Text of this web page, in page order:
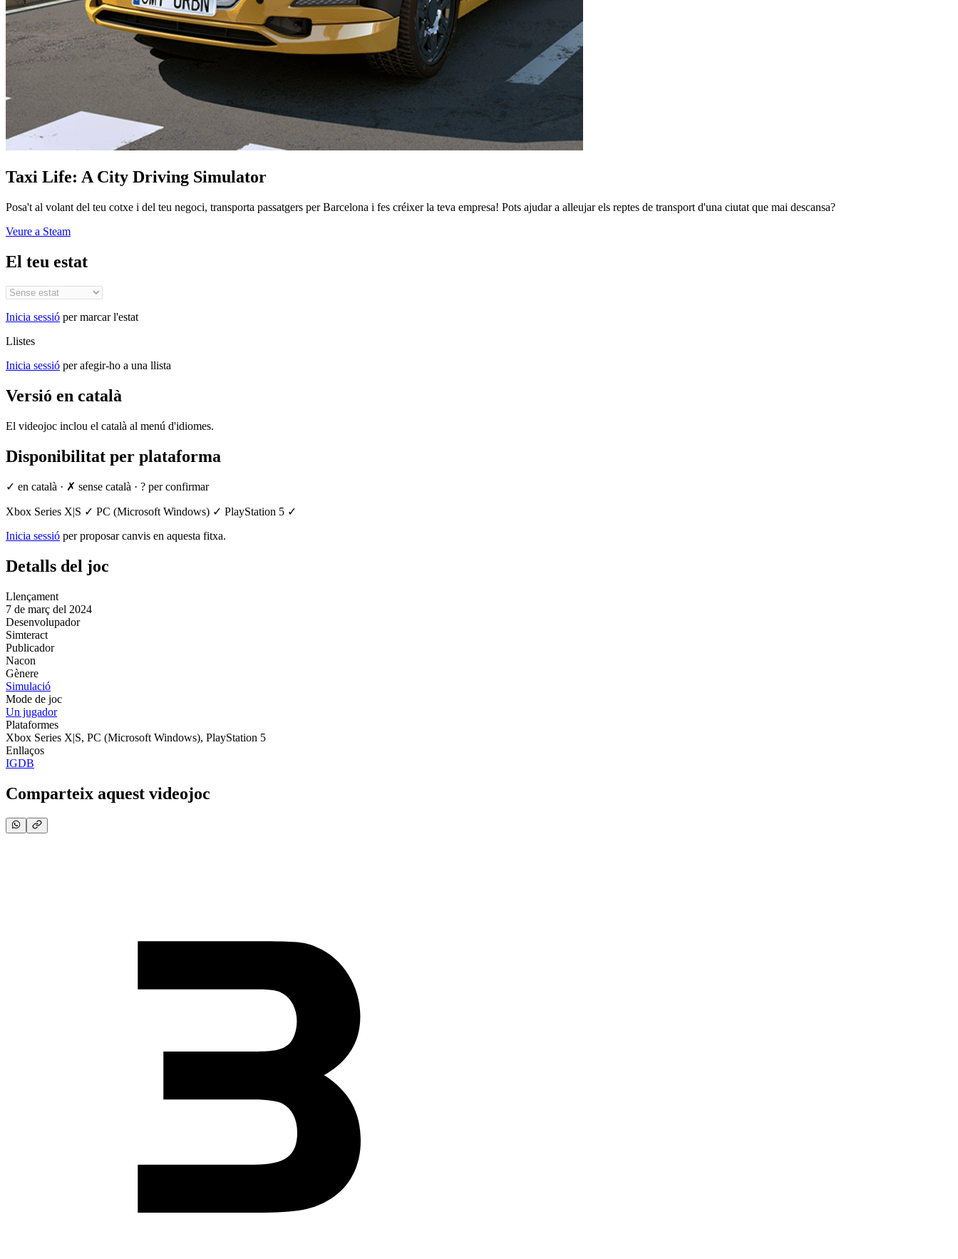
Taxi Life: A City Driving Simulator
Posa't al volant del teu cotxe i del teu negoci, transporta passatgers per Barcelona i fes créixer la teva empresa! Pots ajudar a alleujar els reptes de transport d'una ciutat que mai descansa?
Veure a Steam
El teu estat
Inicia sessió per marcar l'estat
Llistes
Inicia sessió per afegir-ho a una llista
Versió en català
El videojoc inclou el català al menú d'idiomes.
Disponibilitat per plataforma
✓ en català · ✗ sense català · ? per confirmar
Xbox Series X|S ✓ PC (Microsoft Windows) ✓ PlayStation 5 ✓
Inicia sessió per proposar canvis en aquesta fitxa.
Detalls del joc
Llençament
7 de març del 2024
Desenvolupador
Simteract
Publicador
Nacon
Gènere
Simulació
Mode de joc
Un jugador
Plataformes
Xbox Series X|S, PC (Microsoft Windows), PlayStation 5
Enllaços
IGDB
Comparteix aquest videojoc